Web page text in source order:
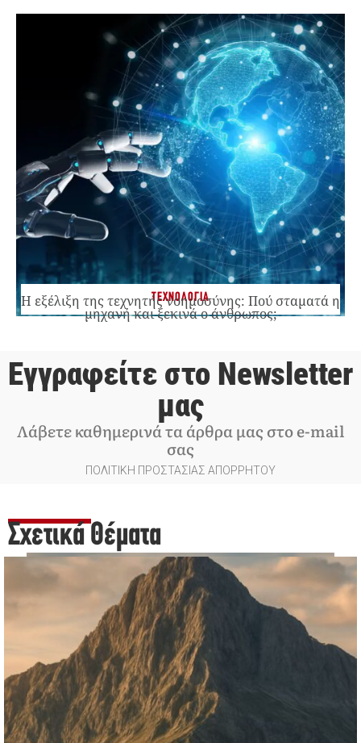
ΤΕΧΝΟΛΟΓΙΑ
Η εξέλιξη της τεχνητής νοημοσύνης: Πού σταματά η
μηχανή και ξεκινά ο άνθρωπος;
Εγγραφείτε στο Newsletter
μας
Λάβετε καθημερινά τα άρθρα μας στο e-mail
σας
ΠΟΛΙΤΙΚΗ ΠΡΟΣΤΑΣΙΑΣ ΑΠΟΡΡΗΤΟΥ
Σχετικά Θέματα